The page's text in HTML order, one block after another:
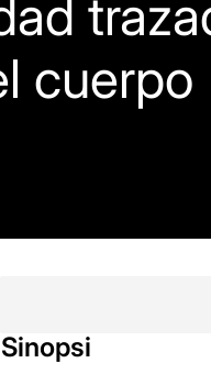
cuerpo
Sinopsi